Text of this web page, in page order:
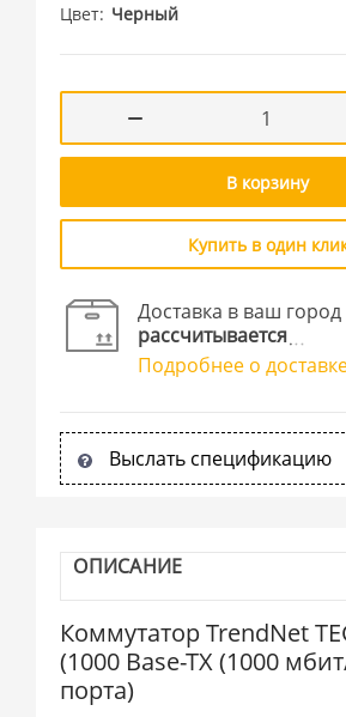
Цвет Черный
В корзину
Купить в один
Доставка в ваш город
рассчитывается
Подробнее о
Выслать спецификацию
ОПИСАНИЕ
Коммутатор TrendNet
(1000 Base-TX (1000
порта)